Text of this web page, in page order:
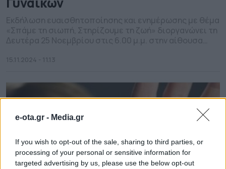
e-ota.gr - Media.gr
If you wish to opt-out of the sale, sharing to third parties, or
processing of your personal or sensitive information for
targeted advertising by us, please use the below opt-out
Ρέντη με αφορμή τη Διεθνή Ημέρα για την Εξάλειψη της
δήμαρχος Κωνσταντίνος Μαραγκάκης , η Εντεταλμένη
Σύμβουλος […]
15.11.2024 - 11.13